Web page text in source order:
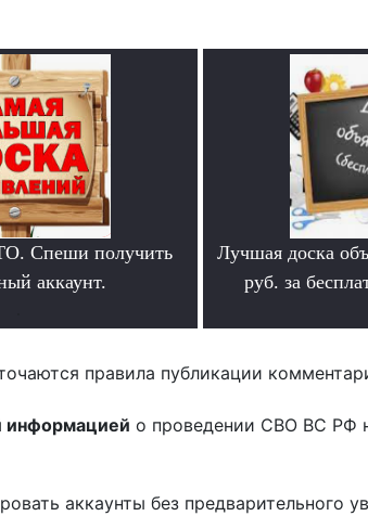
Спеши получить
аккаунт.
Лучшая доска
руб. за
правила публикации
информацией о проведении СВО ВС РФ
аккаунты без предварительного